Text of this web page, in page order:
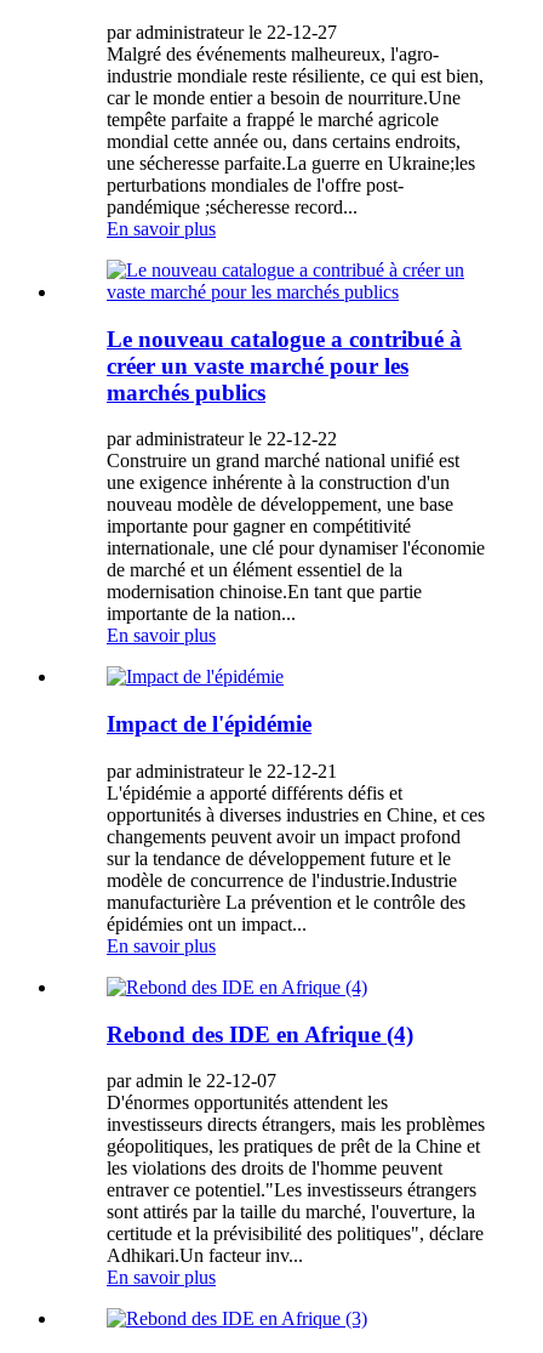
par administrateur le 22-12-27
Malgré des événements malheureux, l'agro-
industrie mondiale reste résiliente, ce qui est bien,
car le monde entier a besoin de nourriture.Une
tempête parfaite a frappé le marché agricole
mondial cette année ou, dans certains endroits,
une sécheresse parfaite.La guerre en Ukraine;les
perturbations mondiales de l'offre post-
pandémique ;sécheresse record...
En savoir plus
Le nouveau catalogue a contribué à
créer un vaste marché pour les
marchés publics
par administrateur le 22-12-22
Construire un grand marché national unifié est
une exigence inhérente à la construction d'un
nouveau modèle de développement, une base
importante pour gagner en compétitivité
internationale, une clé pour dynamiser l'économie
de marché et un élément essentiel de la
modernisation chinoise.En tant que partie
importante de la nation...
En savoir plus
Impact de l'épidémie
par administrateur le 22-12-21
L'épidémie a apporté différents défis et
opportunités à diverses industries en Chine, et ces
changements peuvent avoir un impact profond
sur la tendance de développement future et le
modèle de concurrence de l'industrie.Industrie
manufacturière La prévention et le contrôle des
épidémies ont un impact...
En savoir plus
Rebond des IDE en Afrique (4)
par admin le 22-12-07
D'énormes opportunités attendent les
investisseurs directs étrangers, mais les problèmes
géopolitiques, les pratiques de prêt de la Chine et
les violations des droits de l'homme peuvent
entraver ce potentiel."Les investisseurs étrangers
sont attirés par la taille du marché, l'ouverture, la
certitude et la prévisibilité des politiques", déclare
Adhikari.Un facteur inv...
En savoir plus